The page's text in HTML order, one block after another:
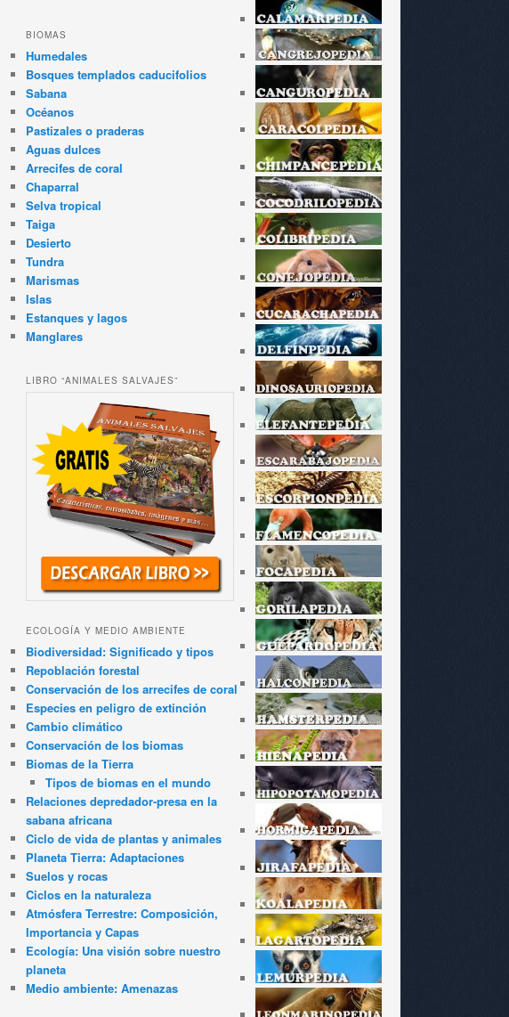
BIOMAS
Humedales
Bosques templados caducifolios
Sabana
Océanos
Pastizales o praderas
Aguas dulces
Arrecifes de coral
Chaparral
Selva tropical
Taiga
Desierto
Tundra
Marismas
Islas
Estanques y lagos
Manglares
LIBRO “ANIMALES SALVAJES”
ECOLOGÍA Y MEDIO AMBIENTE
Biodiversidad: Significado y tipos
Repoblación forestal
Conservación de los arrecifes de coral
Especies en peligro de extinción
Cambio climático
Conservación de los biomas
Biomas de la Tierra
Tipos de biomas en el mundo
Relaciones depredador-presa en la
sabana africana
Ciclo de vida de plantas y animales
Planeta Tierra: Adaptaciones
Suelos y rocas
Ciclos en la naturaleza
Atmósfera Terrestre: Composición,
Importancia y Capas
Ecología: Una visión sobre nuestro
planeta
Medio ambiente: Amenazas